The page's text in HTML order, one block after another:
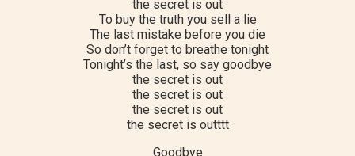
the secret is out
To buy the truth you sell a lie
The last mistake before you die
So don’t forget to breathe tonight
Tonight’s the last, so say goodbye
the secret is out
the secret is out
the secret is out
the secret is outttt
Goodbye